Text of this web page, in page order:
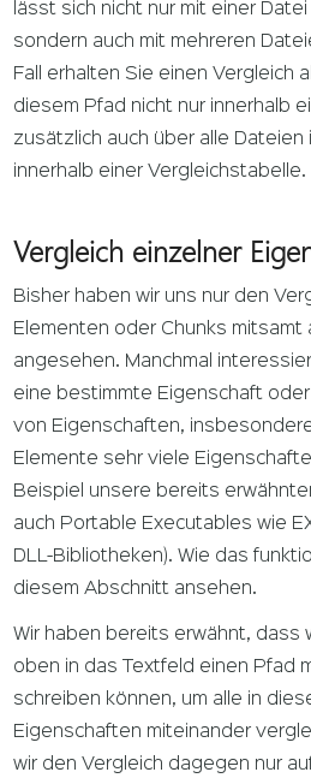
lässt sich nicht nur mit einer
sondern auch mit mehreren
Fall erhalten Sie einen Vergleich
diesem Pfad nicht nur innerhalb
zusätzlich auch über alle Dateien
innerhalb einer Vergleichstabelle.
Vergleich einzelner
Bisher haben wir uns nur den
Elementen oder Chunks mitsamt
angesehen. Manchmal
eine bestimmte Eigenschaft oder
von Eigenschaften,
Elemente sehr viele
Beispiel unsere bereits
auch Portable Executables wie
DLL-Bibliotheken). Wie das
diesem Abschnitt ansehen.
Wir haben bereits erwähnt, dass
oben in das Textfeld einen Pfad
schreiben können, um alle in
Eigenschaften miteinander
wir den Vergleich dagegen nur